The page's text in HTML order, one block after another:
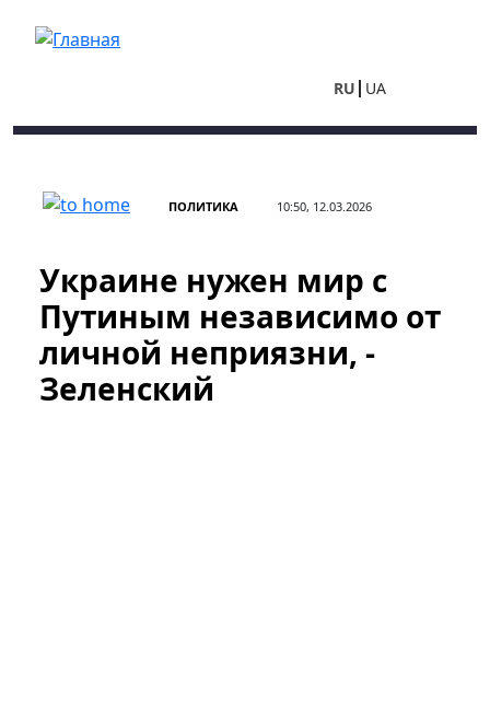
RU UA
ПОЛИТИКА 10:50, 12.03.2026
Украине нужен мир с
Путиным независимо от
личной неприязни, -
Зеленский